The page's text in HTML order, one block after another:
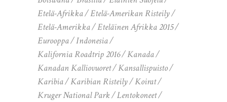
Etelä-Afrikka
Etelä-Amerikan Risteily
Etelä-Amerikka
Eteläinen Afrikka 2015
Eurooppa
Indonesia
Kalifornia Roadtrip 2016
Kanada
Kanadan Kalliovuoret
Kansallispuisto
Karibia
Karibian Risteily
Koirat
Kruger National Park
Lentokoneet